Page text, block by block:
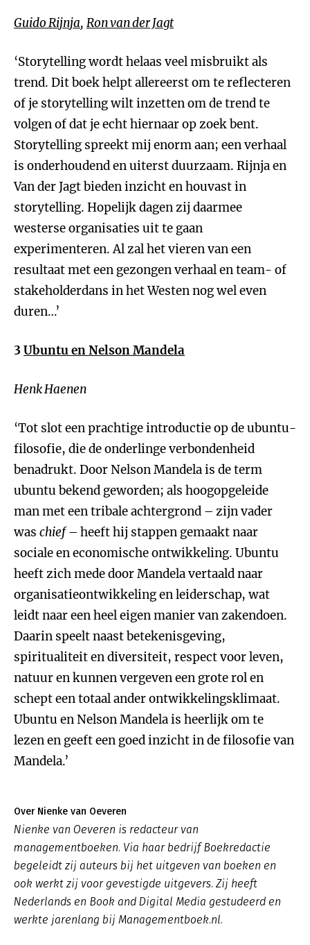
Guido Rijnja, Ron van der Jagt
‘Storytelling wordt helaas veel misbruikt als
trend. Dit boek helpt allereerst om te reflecteren
of je storytelling wilt inzetten om de trend te
volgen of dat je echt hiernaar op zoek bent.
Storytelling spreekt mij enorm aan; een verhaal
is onderhoudend en uiterst duurzaam. Rijnja en
Van der Jagt bieden inzicht en houvast in
storytelling. Hopelijk dagen zij daarmee
westerse organisaties uit te gaan
experimenteren. Al zal het vieren van een
resultaat met een gezongen verhaal en team- of
stakeholderdans in het Westen nog wel even
duren…’
3 Ubuntu en Nelson Mandela
Henk Haenen
‘Tot slot een prachtige introductie op de ubuntu-
filosofie, die de onderlinge verbondenheid
benadrukt. Door Nelson Mandela is de term
ubuntu bekend geworden; als hoogopgeleide
man met een tribale achtergrond – zijn vader
was chief– heeft hij stappen gemaakt naar
sociale en economische ontwikkeling. Ubuntu
heeft zich mede door Mandela vertaald naar
organisatieontwikkeling en leiderschap, wat
leidt naar een heel eigen manier van zakendoen.
Daarin speelt naast betekenisgeving,
spiritualiteit en diversiteit, respect voor leven,
natuur en kunnen vergeven een grote rol en
schept een totaal ander ontwikkelingsklimaat.
Ubuntu en Nelson Mandela is heerlijk om te
lezen en geeft een goed inzicht in de filosofie van
Mandela.’
Over Nienke van Oeveren
Nienke van Oeveren is redacteur van
managementboeken. Via haar bedrijf Boekredactie
begeleidt zij auteurs bij het uitgeven van boeken en
ook werkt zij voor gevestigde uitgevers. Zij heeft
Nederlands en Book and Digital Media gestudeerd en
werkte jarenlang bij Managementboek.nl.